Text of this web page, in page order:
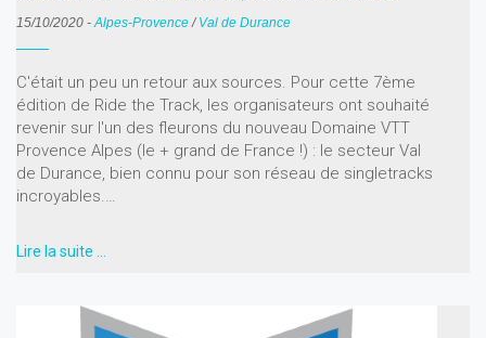
15/10/2020 - Alpes-Provence / Val de Durance
C'était un peu un retour aux sources. Pour cette 7ème
édition de Ride the Track, les organisateurs ont souhaité
revenir sur l'un des fleurons du nouveau Domaine VTT
Provence Alpes (le + grand de France !) : le secteur Val
de Durance, bien connu pour son réseau de singletracks
incroyables.…
Lire la suite …